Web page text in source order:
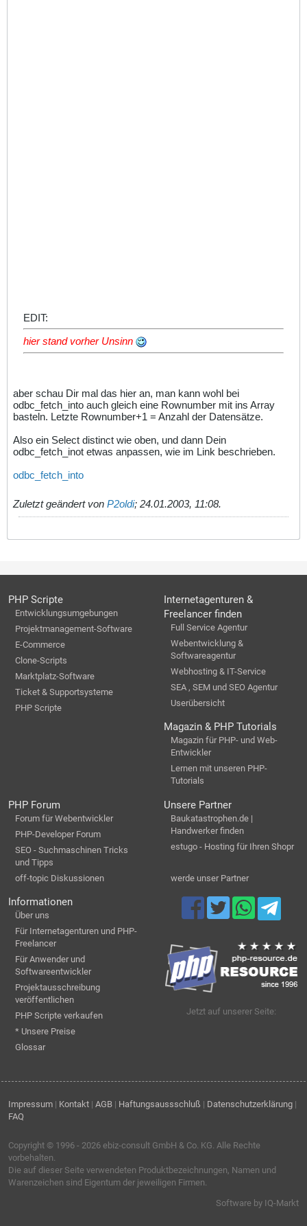
EDIT:
hier stand vorher Unsinn
aber schau Dir mal das hier an, man kann wohl bei
odbc_fetch_into auch gleich eine Rownumber mit ins Array
basteln. Letzte Rownumber+1 = Anzahl der Datensätze.
Also ein Select distinct wie oben, und dann Dein
odbc_fetch_inot etwas anpassen, wie im Link beschrieben.
odbc_fetch_into
Zuletzt geändert von P2oldi; 24.01.2003, 11:08.
PHP Scripte
Entwicklungsumgebungen
Projektmanagement-Software
E-Commerce
Clone-Scripts
Marktplatz-Software
Ticket & Supportsysteme
PHP Scripte
Internetagenturen &
Freelancer finden
Full Service Agentur
Webentwicklung &
Softwareagentur
Webhosting & IT-Service
SEA , SEM und SEO Agentur
Userübersicht
Magazin & PHP Tutorials
Magazin für PHP- und Web-
Entwickler
Lernen mit unseren PHP-
Tutorials
PHP Forum
Forum für Webentwickler
PHP-Developer Forum
SEO - Suchmaschinen Tricks
und Tipps
off-topic Diskussionen
Unsere Partner
Baukatastrophen.de |
Handwerker finden
estugo - Hosting für Ihren Shopr
werde unser Partner
Informationen
Über uns
Für Internetagenturen und PHP-
Freelancer
Für Anwender und
Softwareentwickler
Projektausschreibung
veröffentlichen
PHP Scripte verkaufen
* Unsere Preise
Glossar
Jetzt auf unserer Seite:
Impressum | Kontakt | AGB | Haftungsaussschluß | Datenschutzerklärung |
FAQ
Copyright © 1996 - 2026 ebiz-consult GmbH & Co. KG . Alle Rechte
vorbehalten.
Die auf dieser Seite verwendeten Produktbezeichnungen, Namen und
Warenzeichen sind Eigentum der jeweiligen Firmen.
Software by IQ-Markt